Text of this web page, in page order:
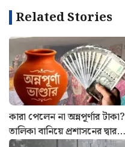
Related Stories
কারা পেলেন না অন্নপূর্ণার টাকা?
তালিকা বানিয়ে প্রশাসনের দ্বারস্থ